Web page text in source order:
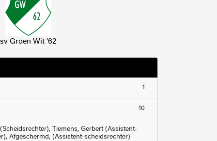
sv Groen Wit '62
1
10
Tiemens, Gerbert (Assistent-
Afgeschermd, (Assistent-scheidsrechter)